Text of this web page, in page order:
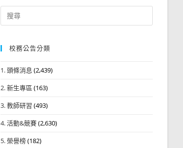
Search
for:
校務公告分類
1. 頭條消息 (2,439)
2. 新生專區 (163)
3. 教師研習 (493)
4. 活動&競賽(2,630)
5. 榮譽榜(182)